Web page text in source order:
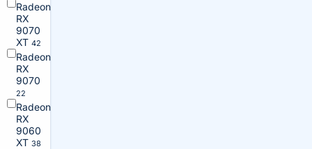
Radeon
RX
9070
XT 42
Radeon
RX
9070
22
Radeon
RX
9060
XT 38